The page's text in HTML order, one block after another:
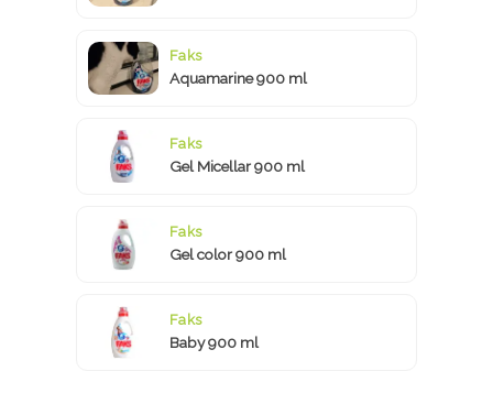
Faks
Aquamarine 900 ml
Faks
Gel Micellar 900 ml
Faks
Gel color 900 ml
Faks
Baby 900 ml